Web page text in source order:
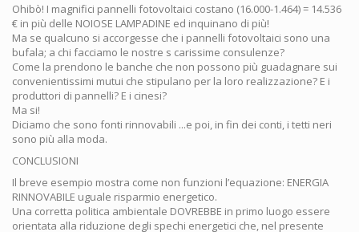
Ohibò! I magnifici pannelli fotovoltaici costano (16.000-1.464) = 14.536
€ in più delle NOIOSE LAMPADINE ed inquinano di più!
Ma se qualcuno si accorgesse che i pannelli fotovoltaici sono una
bufala; a chi facciamo le nostre s carissime consulenze?
Come la prendono le banche che non possono più guadagnare sui
convenientissimi mutui che stipulano per la loro realizzazione? E i
produttori di pannelli? E i cinesi?
Ma si!
Diciamo che sono fonti rinnovabili ...e poi, in fin dei conti, i tetti neri
sono più alla moda.
CONCLUSIONI
Il breve esempio mostra come non funzioni l’equazione: ENERGIA
RINNOVABILE uguale risparmio energetico.
Una corretta politica ambientale DOVREBBE in primo luogo essere
orientata alla riduzione degli spechi energetici che, nel presente